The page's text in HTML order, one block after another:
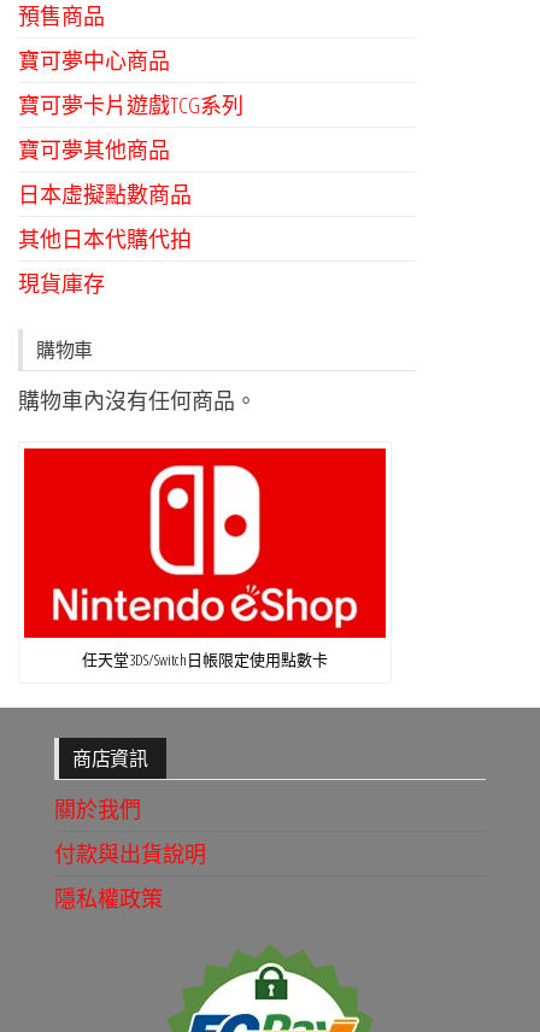
預售商品
寶可夢中心商品
寶可夢卡片遊戲TCG系列
寶可夢其他商品
日本虛擬點數商品
其他日本代購代拍
現貨庫存
購物車
購物車內沒有任何商品。
任天堂3DS/Switch日帳限定使用點數卡
商店資訊
關於我們
付款與出貨說明
隱私權政策